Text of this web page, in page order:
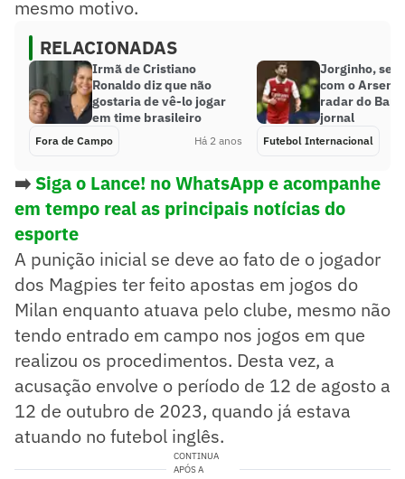
mesmo motivo.
RELACIONADAS
Irmã de Cristiano
Ronaldo diz que não
gostaria de vê-lo jogar
em time brasileiro
Fora de Campo Há 2 anos
Jorginho,
com o
radar do
jornal
Futebol Internacional
➡️ Siga o Lance! no WhatsApp e acompanhe
em tempo real as principais notícias do
esporte
A punição inicial se deve ao fato de o jogador
dos Magpies ter feito apostas em jogos do
Milan enquanto atuava pelo clube, mesmo não
tendo entrado em campo nos jogos em que
realizou os procedimentos. Desta vez, a
acusação envolve o período de 12 de agosto a
12 de outubro de 2023, quando já estava
atuando no futebol inglês.
CONTINUA
APÓS A